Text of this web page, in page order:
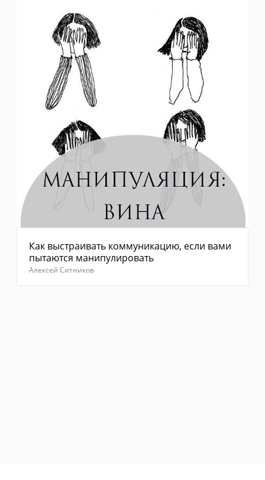
Как выстраивать коммуникацию, если вами
пытаются манипулировать
Алексей Ситников